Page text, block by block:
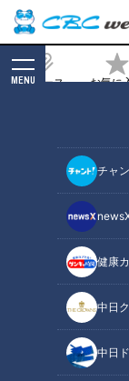
ニュース お気に
MENU
チャ
健康
中日
中日
後」？歯
イミングと